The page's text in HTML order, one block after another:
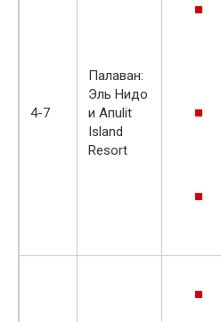
4-7
Палаван:
Эль Нидо
и Апulit
Island
Resort